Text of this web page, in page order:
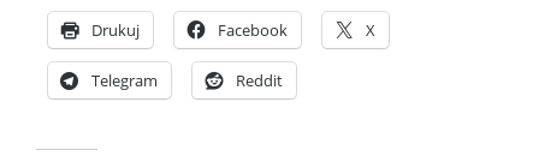
Drukuj Facebook X
Telegram Reddit